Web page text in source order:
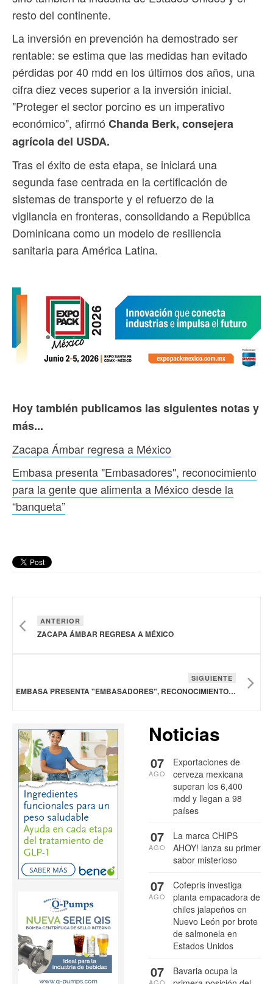
resto del continente.
La inversión en prevención ha demostrado ser
rentable: se estima que las medidas han evitado
pérdidas por 40 mdd en los últimos dos años, una
cifra diez veces superior a la inversión inicial.
"Proteger el sector porcino es un imperativo
económico", afirmó Chanda Berk, consejera
agrícola del USDA.
Tras el éxito de esta etapa, se iniciará una
segunda fase centrada en la certificación de
sistemas de transporte y el refuerzo de la
vigilancia en fronteras, consolidando a República
Dominicana como un modelo de resiliencia
sanitaria para América Latina.
Hoy también publicamos las siguientes notas y
más...
Zacapa Ámbar regresa a México
Embasa presenta "Embasadores", reconocimiento
para la gente que alimenta a México desde la
“banqueta”
ANTERIOR
ZACAPA ÁMBAR REGRESA A MÉXICO
SIGUIENTE
EMBASA PRESENTA "EMBASADORES", RECONOCIMIENTO PARA LA GENTE QUE ALIMENTA A MÉXICO DESDE LA “BANQUETA”
Noticias
Exportaciones de
cerveza mexicana
superan los 6,400
mdd y llegan a 98
países
07
AGO
La marca CHIPS
AHOY! lanza su primer
sabor misterioso
07
AGO
Cofepris investiga
planta empacadora de
chiles jalapeños en
Nuevo León por brote
de salmonela en
Estados Unidos
07
AGO
Bavaria ocupa la
07
AGO